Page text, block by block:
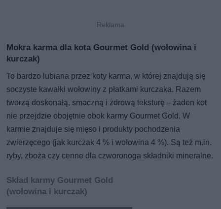
Mokra karma dla kota Gourmet Gold (wołowina i
kurczak)
To bardzo lubiana przez koty karma, w której znajdują się
soczyste kawałki wołowiny z płatkami kurczaka. Razem
tworzą doskonałą, smaczną i zdrową teksturę – żaden kot
nie przejdzie obojętnie obok karmy Gourmet Gold. W
karmie znajduje się mięso i produkty pochodzenia
zwierzęcego (jak kurczak 4 % i wołowina 4 %). Są też m.in.
ryby, zboża czy cenne dla czworonoga składniki mineralne.
Skład karmy Gourmet Gold
(wołowina i kurczak)